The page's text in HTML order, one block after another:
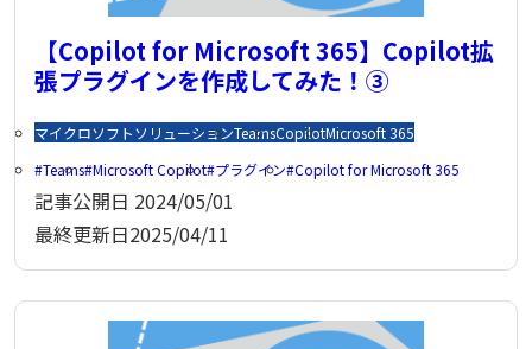
【Copilot for Microsoft 365】Copilot拡
張プラグインを作成してみた！③
マイクロソフトソリューションTeamsCopilotMicrosoft 365
Teams Microsoft Copilot プラグイン Copilot for Microsoft 365
記事公開日 2024/05/01
最終更新日2025/04/11